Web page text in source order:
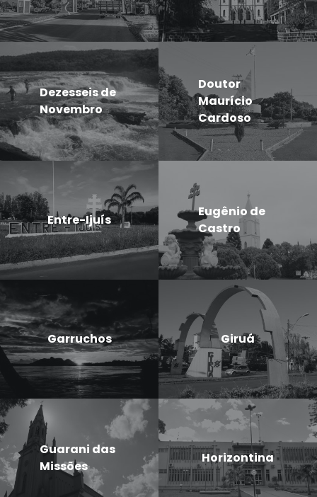
Dezesseis de
Novembro
Doutor
Maurício
Cardoso
Entre-Ijuís
Eugênio de
Castro
Garruchos Giruá
Guarani das
Missões
Horizontina